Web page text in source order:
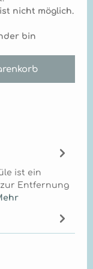
nicht möglich.
bin
ist ein
Entfernung